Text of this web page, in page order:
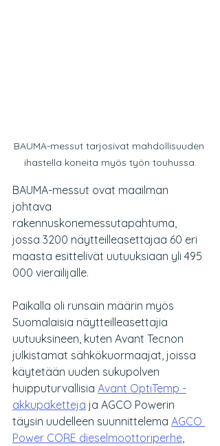
BAUMA-messut tarjosivat mahdollisuuden
ihastella koneita myös työn touhussa.
BAUMA-messut ovat maailman
johtava
rakennuskonemessutapahtuma,
jossa 3200 näytteilleasettajaa 60 eri
maasta esittelivät uutuuksiaan yli 495
000 vierailijalle.
Paikalla oli runsain määrin myös
Suomalaisia näytteilleasettajia
uutuuksineen, kuten Avant Tecnon
julkistamat sähkökuormaajat, joissa
käytetään uuden sukupolven
huipputurvallisia Avant OptiTemp -
akkupaketteja ja AGCO Powerin
täysin uudelleen suunnittelema AGCO
Power CORE dieselmoottoriperhe